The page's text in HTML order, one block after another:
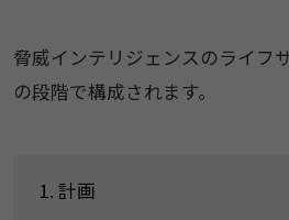
脅威インテリジェンスのライフ
の段階で構成されます。
計画